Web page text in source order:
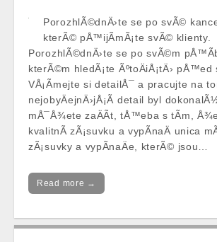
PorozhlÃ©dnÄ›te se po svÃ©
kterÃ© pÅ™ijÃ­mÃ¡te svÃ© klienty.
PorozhlÃ©dnÄ›te se po svÃ©m
kterÃ©m hledÃ¡te ÃºtoÄiÅ¡tÄ› pÅ™ed
VÅ¡Ã­mejte si detailÅ¯ a pracujte na
nejobyÄejnÄ›jÅ¡Ã­ detail byl
mÅ¯Å¾ete zaÄÃ­t, tÅ™eba s tÃ­m,
kvalitnÃ­ zÃ¡suvku a vypÃ­naÄ unica
zÃ¡suvky a vypÃ­naÄe, kterÃ© jsou…
Read more →